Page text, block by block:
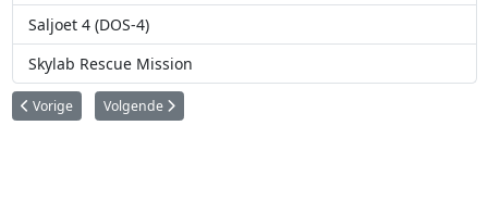
Saljoet 4 (DOS-4)
Skylab Rescue Mission
Vorig artikel: Skylab missies: Skylab 2
Vorige Volgende artikel: Skylab missies: Skylab 4
Volgende